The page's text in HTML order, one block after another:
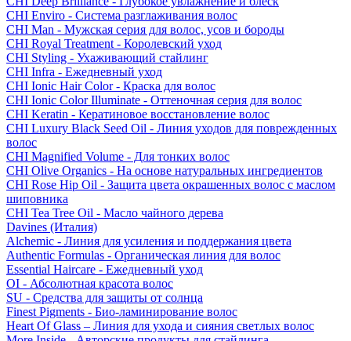
CHI Enviro - Система разглаживания волос
CHI Man - Мужская серия для волос, усов и бороды
CHI Royal Treatment - Королевский уход
CHI Styling - Ухаживающий стайлинг
CHI Infra - Ежедневный уход
CHI Ionic Hair Color - Краска для волос
CHI Ionic Color Illuminate - Оттеночная серия для волос
CHI Keratin - Кератиновое восстановление волос
CHI Luxury Black Seed Oil - Линия уходов для поврежденных
волос
CHI Magnified Volume - Для тонких волос
CHI Olive Organics - На основе натуральных ингредиентов
CHI Rose Hip Oil - Защита цвета окрашенных волос с маслом
шиповника
CHI Tea Tree Oil - Масло чайного дерева
Davines (Италия)
Alchemic - Линия для усиления и поддержания цвета
Authentic Formulas - Органическая линия для волос
Essential Haircare - Eжедневный уход
OI - Абсолютная красота волос
SU - Средства для защиты от солнца
Finest Pigments - Био-ламинирование волос
Heart Of Glass – Линия для ухода и сияния светлых волос